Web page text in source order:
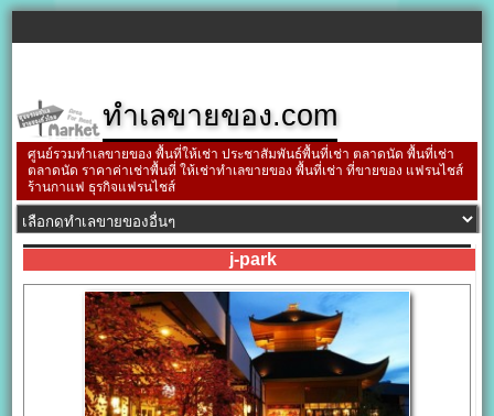
ทำเลขายของ.com
ศูนย์รวมทำเลขายของ พื้นที่ให้เช่า ประชาสัมพันธ์พื้นที่เช่า ตลาดนัด พื้นที่เช่า
ตลาดนัด ราคาค่าเช่าพื้นที่ ให้เช่าทำเลขายของ พื้นที่เช่า ที่ขายของ แฟรนไชส์
ร้านกาแฟ ธุรกิจแฟรนไชส์
j-park